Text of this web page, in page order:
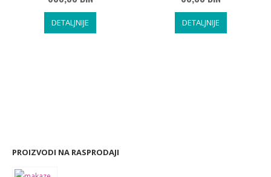
DETALJNIJE DETALJNIJE
PROIZVODI NA RASPRODAJI